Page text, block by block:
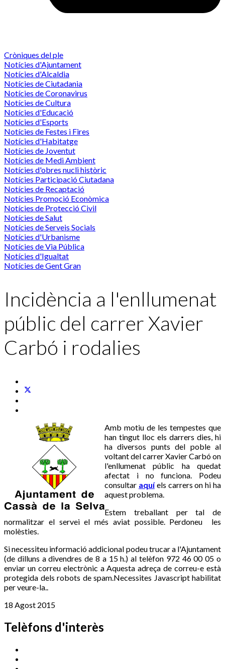
Cròniques del ple
Notícies d'Ajuntament
Notícies d'Alcaldia
Notícies de Ciutadania
Notícies de Coronavirus
Notícies de Cultura
Notícies d'Educació
Notícies d'Esports
Notícies de Festes i Fires
Notícies d'Habitatge
Notícies de Joventut
Notícies de Medi Ambient
Notícies d'obres nucli històric
Notícies Participació Ciutadana
Notícies de Recaptació
Notícies Promoció Econòmica
Notícies de Protecció Civil
Notícies de Salut
Notícies de Serveis Socials
Notícies d'Urbanisme
Notícies de Via Pública
Notícies d'Igualtat
Notícies de Gent Gran
Incidència a l'enllumenat
públic del carrer Xavier
Carbó i rodalies
Amb motiu de les tempestes que
han tingut lloc els darrers dies, hi
ha diversos punts del poble al
voltant del carrer Xavier Carbó on
l'enllumenat públic ha quedat
afectat i no funciona. Podeu
consultar aquíels carrers on hi ha
aquest problema.
Estem treballant per tal de
normalitzar el servei el més aviat possible. Perdoneu les
molèsties.
Si necessiteu informació addicional podeu trucar a l'Ajuntament
(de dilluns a divendres de 8 a 15 h.) al telèfon 972 46 00 05 o
enviar un correu electrònic aAquesta adreça de correu-e està
protegida dels robots de spam.Necessites Javascript habilitat
per veure-la..
18 Agost 2015
Telèfons d'interès